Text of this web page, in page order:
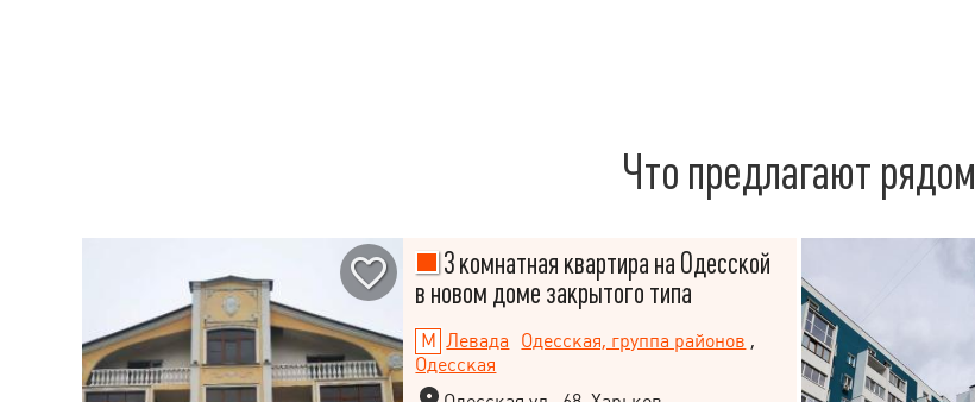
Что предлагают рядом
3 комнатная квартира на Одесской
в новом доме закрытого типа
Левада Одесская, группа районов ,
Одесская